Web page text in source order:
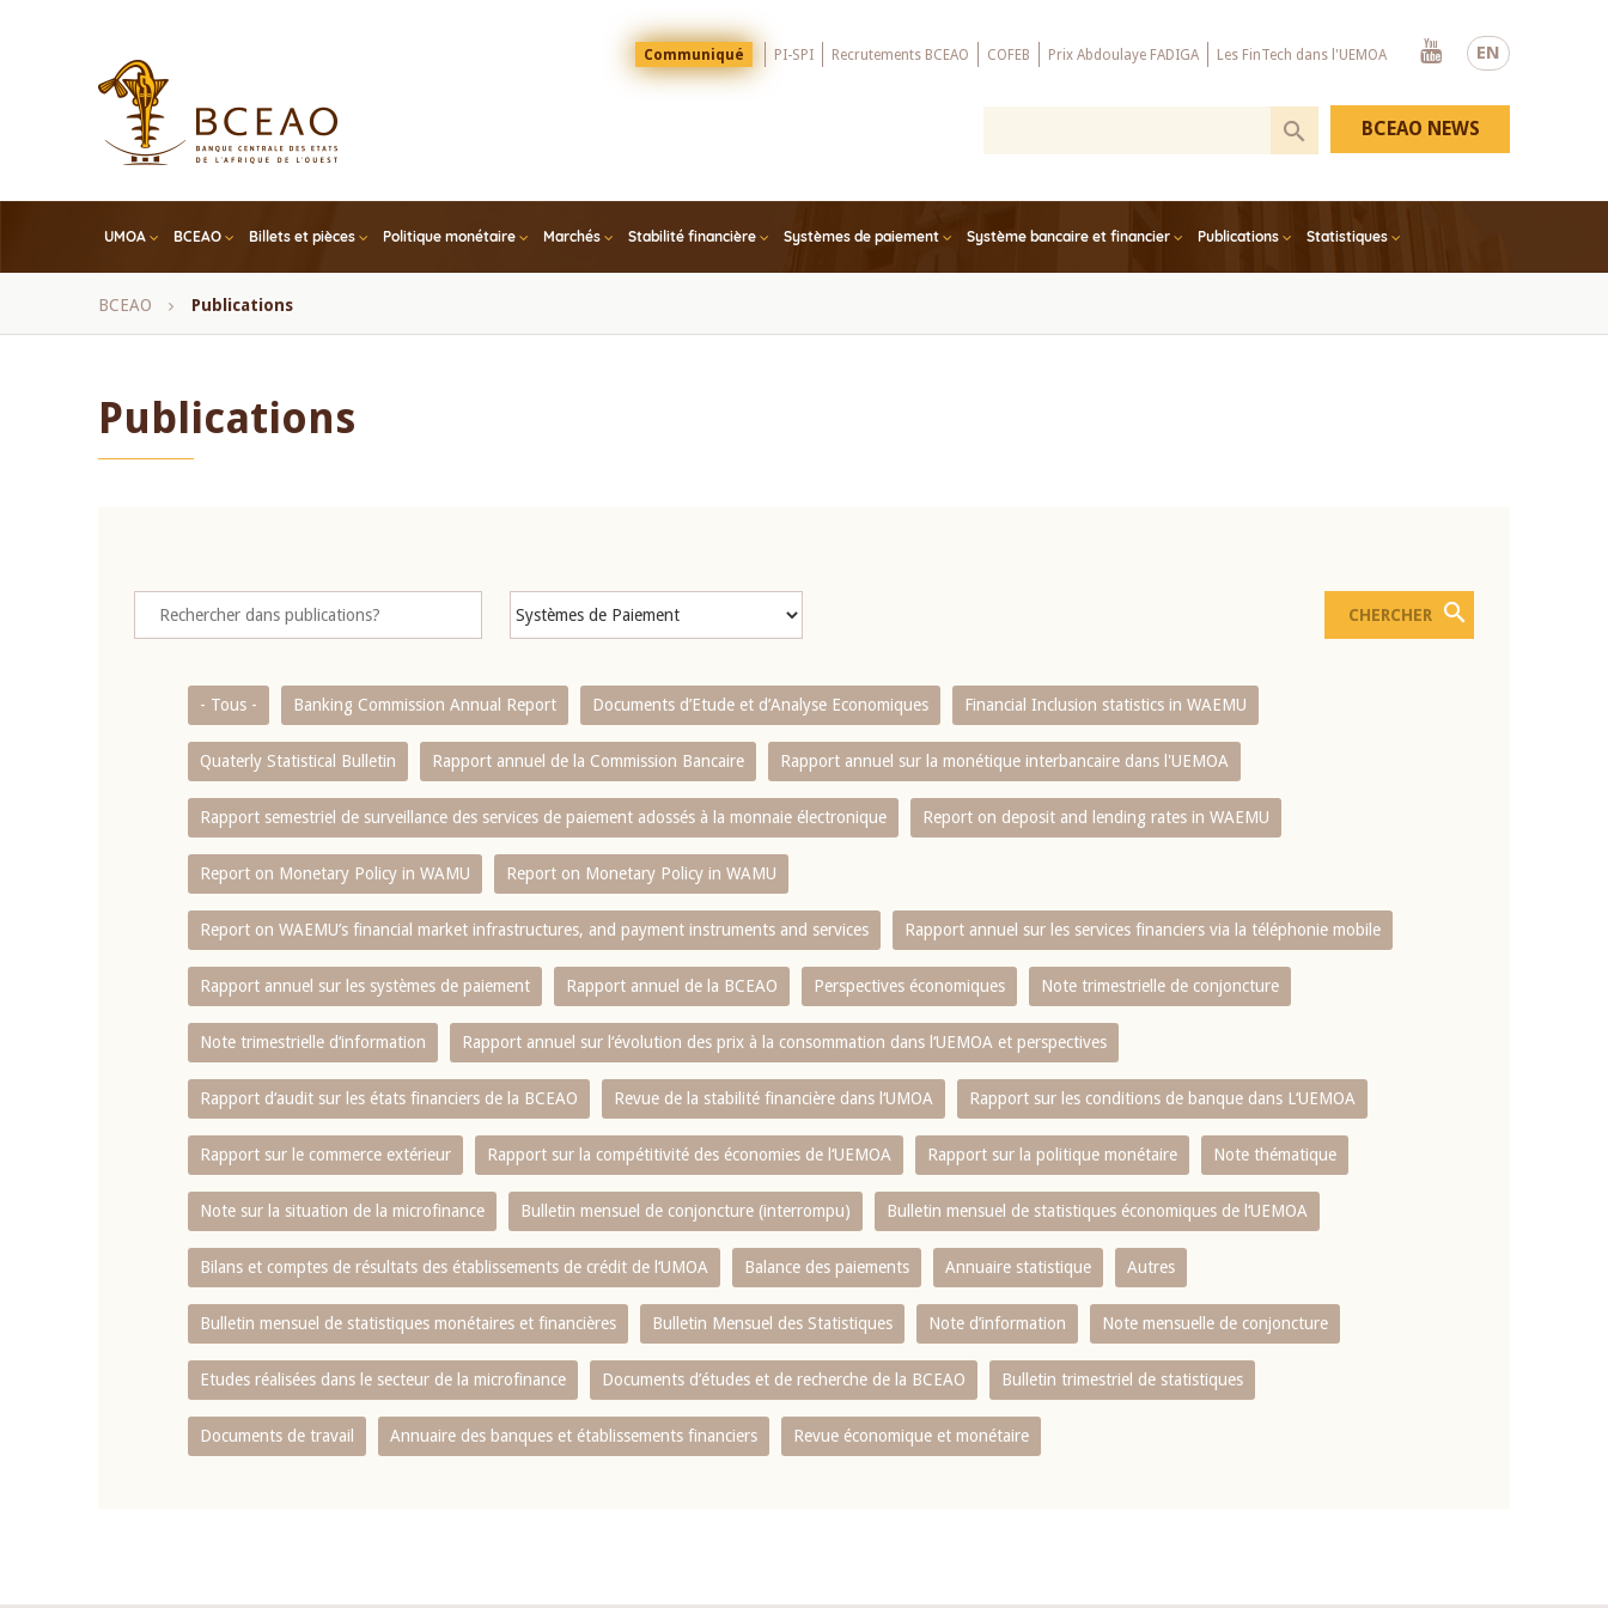
EN
Menu
Top
Communiqué PI-SPI Recrutements BCEAO COFEB Prix Abdoulaye FADIGA Les FinTech dans l'UEMOA
Youtube
UMOA BCEAO Billets et pièces Politique monétaire Marchés Stabilité financière Systèmes de paiement Système bancaire et financier Publications Statistiques
BCEAO NEWS
Fil
BCEAO Publications
Publications
- Tous - Banking Commission Annual Report Documents d’Etude et d’Analyse Economiques Financial Inclusion statistics in WAEMU
Quaterly Statistical Bulletin Rapport annuel de la Commission Bancaire Rapport annuel sur la monétique interbancaire dans l'UEMOA
Rapport semestriel de surveillance des services de paiement adossés à la monnaie électronique Report on deposit and lending rates in WAEMU
Report on Monetary Policy in WAMU Report on Monetary Policy in WAMU
Report on WAEMU’s financial market infrastructures, and payment instruments and services Rapport annuel sur les services financiers via la téléphonie mobile
Rapport annuel sur les systèmes de paiement Rapport annuel de la BCEAO Perspectives économiques Note trimestrielle de conjoncture
Note trimestrielle d‘information Rapport annuel sur l‘évolution des prix à la consommation dans l‘UEMOA et perspectives
Rapport d‘audit sur les états financiers de la BCEAO Revue de la stabilité financière dans l‘UMOA Rapport sur les conditions de banque dans L‘UEMOA
Rapport sur le commerce extérieur Rapport sur la compétitivité des économies de l‘UEMOA Rapport sur la politique monétaire Note thématique
Note sur la situation de la microfinance Bulletin mensuel de conjoncture (interrompu) Bulletin mensuel de statistiques économiques de l‘UEMOA
Bilans et comptes de résultats des établissements de crédit de l‘UMOA Balance des paiements Annuaire statistique Autres
Bulletin mensuel de statistiques monétaires et financières Bulletin Mensuel des Statistiques Note d’information Note mensuelle de conjoncture
Etudes réalisées dans le secteur de la microfinance Documents d’études et de recherche de la BCEAO Bulletin trimestriel de statistiques
Documents de travail Annuaire des banques et établissements financiers Revue économique et monétaire